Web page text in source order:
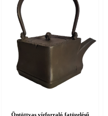
Öntöttvas vízforraló fatüzelésű